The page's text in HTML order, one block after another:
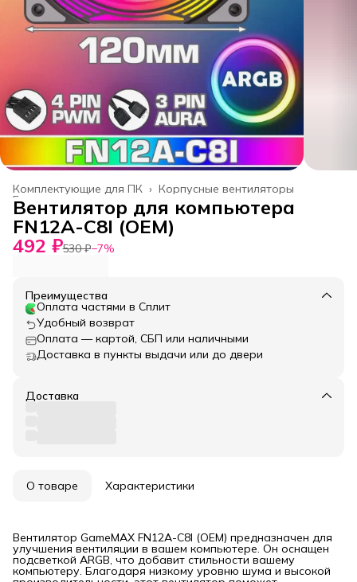
Корпусные вентиляторы
Комплектующие для ПК ›
Главная
Вентилятор для компьютера
FN12A-C8I (ОЕМ)
492 ₽530 ₽−7%
Преимущества
Оплата частями в Сплит
Удобный возврат
Оплата — картой, СБП или наличными
Доставка в пункты выдачи или до двери
Доставка
О товаре Характеристики
Вентилятор GameMAX FN12A-C8I (ОЕМ) предназначен для
улучшения вентиляции в вашем компьютере. Он оснащен
подсветкой ARGB, что добавит стильности вашему
компьютеру. Благодаря низкому уровню шума и высокой